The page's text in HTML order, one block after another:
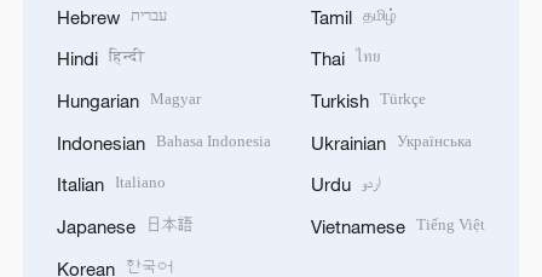
Hebrew עברית
Hindi हिन्दी
Hungarian Magyar
Indonesian Bahasa Indonesia
Italian Italiano
Japanese 日本語
Korean 한국어
Tamil தமிழ்
Thai ไทย
Turkish Türkçe
Ukrainian Українська
Urdu اردو
Vietnamese Tiếng Việt